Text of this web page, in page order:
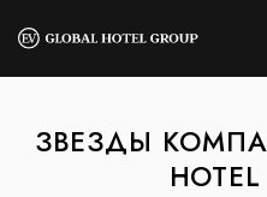
ЗВЕЗДЫ